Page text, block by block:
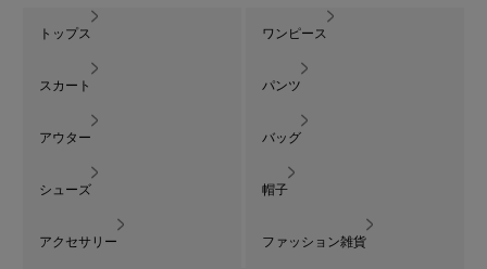
トップス ワンピース
スカート パンツ
アウター バッグ
シューズ 帽子
アクセサリー ファッション雑貨